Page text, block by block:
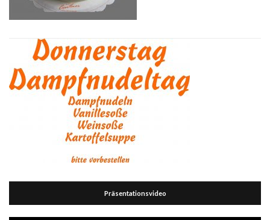
Präsentationsvideo